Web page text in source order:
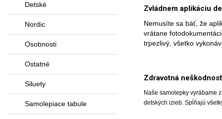
Zvládnem aplikáciu
Nemusíte sa báť, že
vrátane
trpezlivý, všetko
Zdravotná
Naše samolepky vyrábame
detských izieb. Spĺňajú
Detské
Nordic
Osobnosti
Ostatné
Siluety
Samolepiace tabule